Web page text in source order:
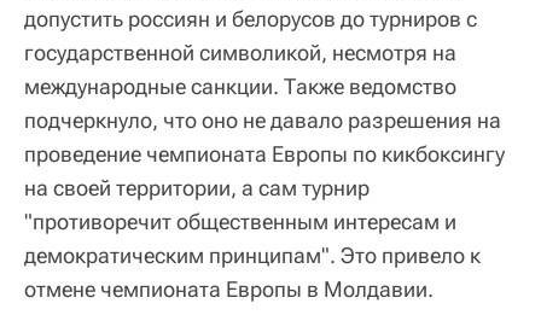
допустить россиян и белорусов до турниров с
государственной символикой, несмотря на
международные санкции. Также ведомство
подчеркнуло, что оно не давало разрешения на
проведение чемпионата Европы по кикбоксингу
на своей территории, а сам турнир
"противоречит общественным интересам и
демократическим принципам". Это привело к
отмене чемпионата Европы в Молдавии.